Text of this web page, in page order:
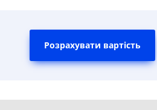
Розрахувати вартість